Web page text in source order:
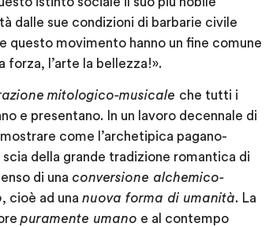
dalle sue condizioni di barbarie civile
questo movimento hanno un fine comune
forza, l’arte la bellezza!».
mitologico-musicale che tutti i
e presentano. In un lavoro decennale di
come l’archetipica pagano-
della grande tradizione romantica di
di una conversione alchemico-
, cioè ad una nuova forma di umanità. La
puramente umano e al contempo